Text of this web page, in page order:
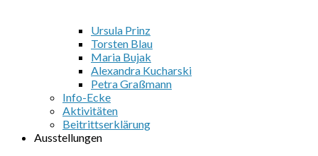
Ursula Prinz
Torsten Blau
Maria Bujak
Alexandra Kucharski
Petra Graßmann
Info-Ecke
Aktivitäten
Beitrittserklärung
Ausstellungen